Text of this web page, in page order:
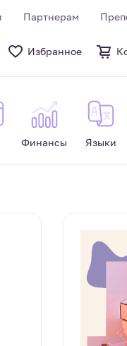
Партнерам
Избранное
Финансы Языки